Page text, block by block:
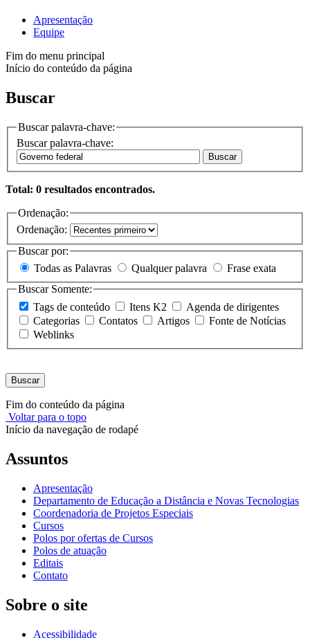
Apresentação
Equipe
Fim do menu principal
Início do conteúdo da página
Buscar
Buscar palavra-chave:
Buscar palavra-chave:
Buscar
Total: 0 resultados encontrados.
Ordenação:
Ordenação:
Buscar por:
Todas as Palavras
Qualquer palavra
Frase exata
Buscar Somente:
Tags de conteúdo
Itens K2
Agenda de dirigentes
Categorias
Contatos Artigos
Fonte de Notícias
Weblinks
Buscar
Fim do conteúdo da página
Voltar para o topo
Início da navegação de rodapé
Assuntos
Apresentação
Departamento de Educação a Distância e Novas Tecnologias
Coordenadoria de Projetos Especiais
Cursos
Polos por ofertas de Cursos
Polos de atuação
Editais
Contato
Sobre o site
Acessibilidade